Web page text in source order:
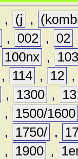
, (j ,
, 002 , 02
100nx ,
, 114 , 12
, 1300 ,
,
1500/1600
, 1750/ ,
, 1900 ,